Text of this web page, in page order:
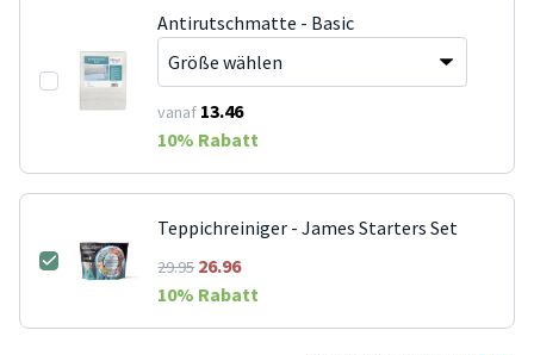
Antirutschmatte - Basic
vanaf 13.46
10% Rabatt
Teppichreiniger - James Starters Set
29.9526.96
10% Rabatt